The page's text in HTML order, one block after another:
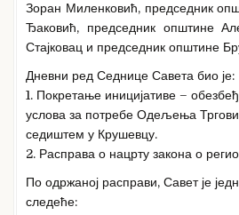
Зоран Миленковић, председник
Ђаковић, председник општине
Стајковац и председник општине
Дневни ред Седнице Савета био је:
1. Покретање иницијативе –
услова за потребе Одељења
седиштем у Крушевцу.
2. Расправа о нацрту закона о
По одржаној расправи, Савет је
следеће: